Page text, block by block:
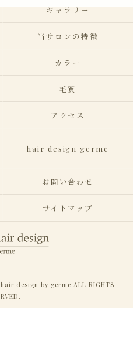
ギャラリー
当サロンの特徴
カラー
毛質
アクセス
hair design germe
お問い合わせ
サイトマップ
design by germe ALL RIGHTS